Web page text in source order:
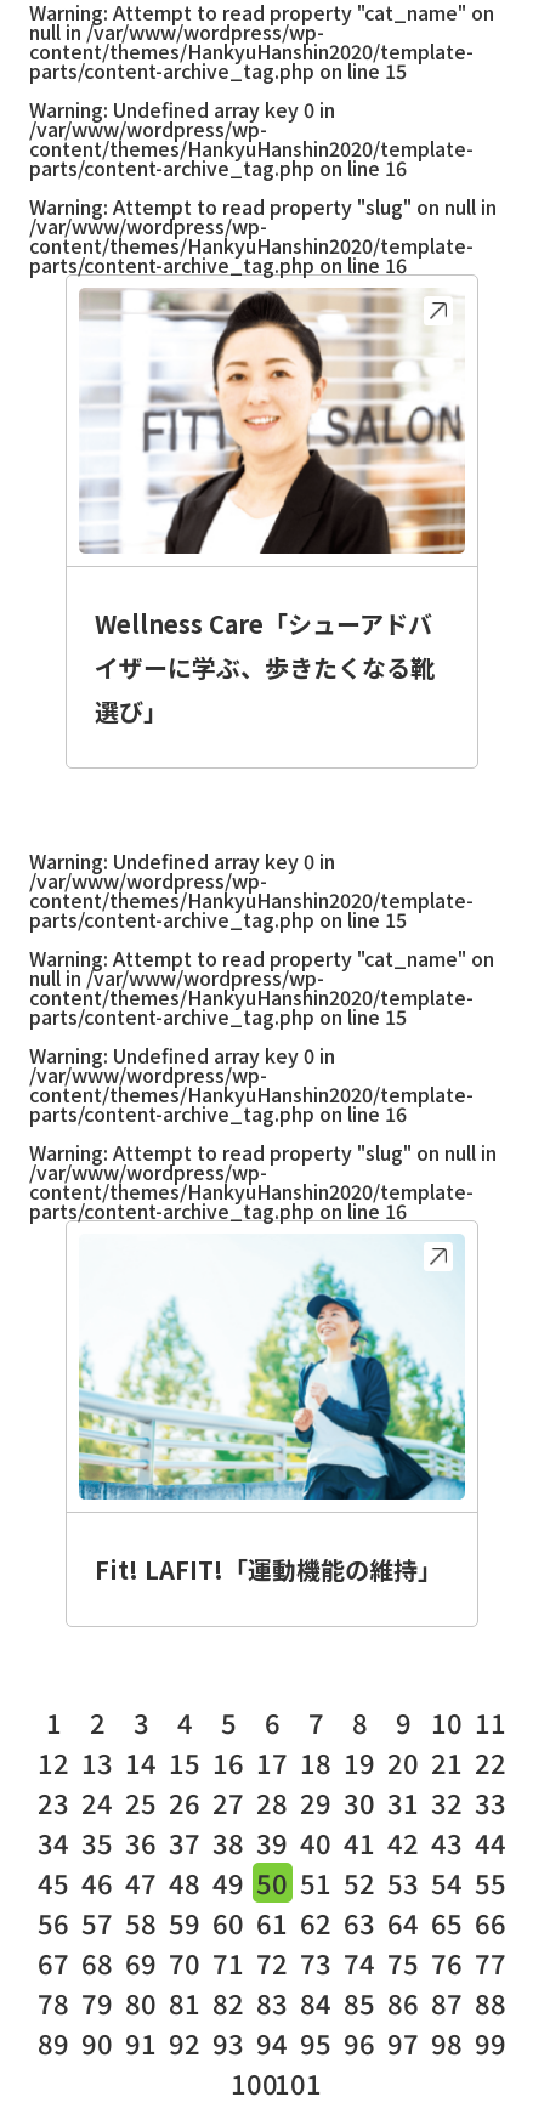
Warning: Attempt to read property "cat_name" on
null in /var/www/wordpress/wp-
content/themes/HankyuHanshin2020/template-
parts/content-archive_tag.php on line 15
Warning: Undefined array key 0 in
/var/www/wordpress/wp-
content/themes/HankyuHanshin2020/template-
parts/content-archive_tag.php on line 16
Warning: Attempt to read property "slug" on null in
/var/www/wordpress/wp-
content/themes/HankyuHanshin2020/template-
parts/content-archive_tag.php on line 16
Wellness Care「シューアドバ
イザーに学ぶ、歩きたくなる靴
選び」
Warning: Undefined array key 0 in
/var/www/wordpress/wp-
content/themes/HankyuHanshin2020/template-
parts/content-archive_tag.php on line 15
Warning: Attempt to read property "cat_name" on
null in /var/www/wordpress/wp-
content/themes/HankyuHanshin2020/template-
parts/content-archive_tag.php on line 15
Warning: Undefined array key 0 in
/var/www/wordpress/wp-
content/themes/HankyuHanshin2020/template-
parts/content-archive_tag.php on line 16
Warning: Attempt to read property "slug" on null in
/var/www/wordpress/wp-
content/themes/HankyuHanshin2020/template-
parts/content-archive_tag.php on line 16
Fit! LAFIT!「運動機能の維持」
1 2 3 4 5 6 7 8 9 10 11
12 13 14 15 16 17 18 19 20 21 22
23 24 25 26 27 28 29 30 31 32 33
34 35 36 37 38 39 40 41 42 43 44
45 46 47 48 49 50 51 52 53 54 55
56 57 58 59 60 61 62 63 64 65 66
67 68 69 70 71 72 73 74 75 76 77
78 79 80 81 82 83 84 85 86 87 88
89 90 91 92 93 94 95 96 97 98 99
100101